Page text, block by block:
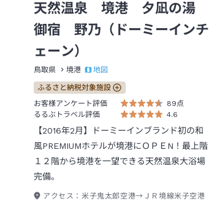
天然温泉 境港 夕凪の湯
御宿 野乃（ドーミーインチ
ェーン）
鳥取県 境港 地図
ふるさと納税対象施設
お客様アンケート評価
89点
るるぶトラベル評価
4.6
【2016年2月】ドーミーインブランド初の和
風PREMIUMホテルが境港にＯＰＥN！最上階
１２階から境港を一望できる天然温泉大浴場
完備。
アクセス： 米子鬼太郎空港→ＪＲ境線米子空港